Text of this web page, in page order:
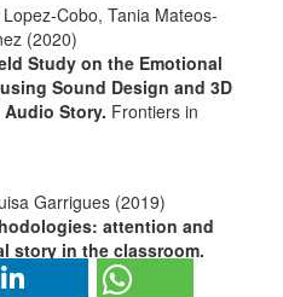
Cobo, Tania Mateos-
(2020)
Study on the Emotional
Sound Design and 3D
Story. Frontiers in
Garrigues (2019)
attention and
story in the classroom.
Social and